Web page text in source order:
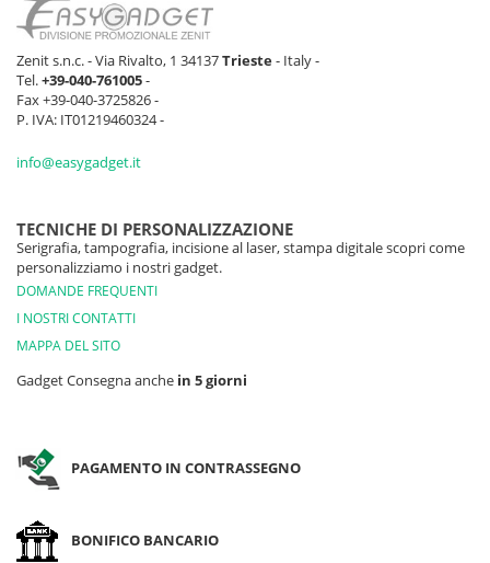
Zenit s.n.c. - Via Rivalto, 1 34137Trieste- Italy -
Tel.+39-040-761005-
Fax +39-040-3725826 -
P. IVA: IT01219460324 -
info@easygadget.it
TECNICHE DI PERSONALIZZAZIONE
Serigrafia, tampografia, incisione al laser, stampa digitale scopri come
personalizziamo i nostri gadget.
DOMANDE FREQUENTI
I NOSTRI CONTATTI
MAPPA DEL SITO
Gadget Consegna anche in 5 giorni
PAGAMENTO IN CONTRASSEGNO
BONIFICO BANCARIO